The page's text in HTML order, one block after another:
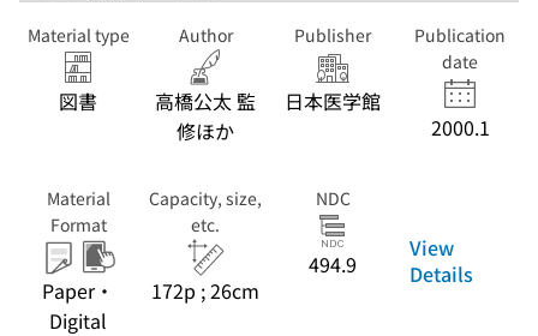
Material type
図書
Author
高橋公太 監
修ほか
Publisher
日本医学館
Publication
date
2000.1
Material
Format
Paper・
Digital
Capacity, size,
etc.
172p ; 26cm
NDC
494.9
View
Details